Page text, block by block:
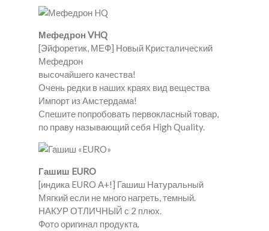
Мефедрон VHQ
[Эйфоретик, МЕФ] Новый Кристалический
Мефедрон
высочайшего качества!
Очень редки в наших краях вид вещества
Импорт из Амстердама!
Спешите попробовать первокласный товар,
по праву называющий себя High Quality.
Гашиш EURO
[индика EURO A+!] Гашиш Натуральный
Мягкий если не много нагреть, темный.
НАКУР ОТЛИЧНЫЙ с 2 плюх.
Фото оригинал продукта.